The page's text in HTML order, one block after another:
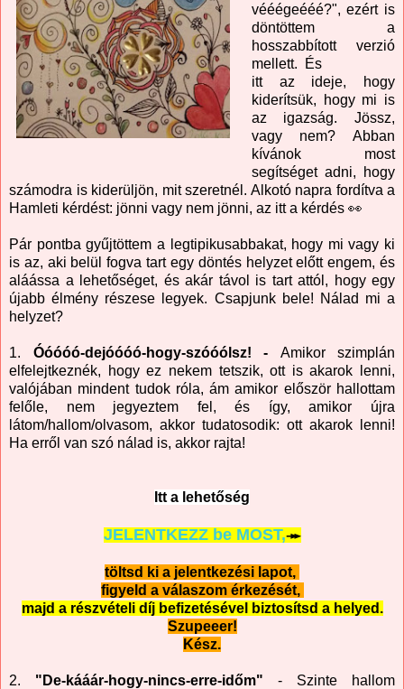
vééégeééé?", ezért is
döntöttem a
hosszabbított verzió
mellett. És
itt az ideje, hogy
kiderítsük, hogy mi is
az igazság. Jössz,
vagy nem? Abban
kívánok most
segítséget adni, hogy
számodra is kiderüljön, mit szeretnél. Alkotó napra fordítva a
Hamleti kérdést: jönni vagy nem jönni, az itt a kérdés 👀
Pár pontba gyűjtöttem a legtipikusabbakat, hogy mi vagy ki
is az, aki belül fogva tart egy döntés helyzet előtt engem, és
aláássa a lehetőséget, és akár távol is tart attól, hogy egy
újabb élmény részese legyek. Csapjunk bele! Nálad mi a
helyzet?
1. Óóóóó-dejóóóó-hogy-szóóólsz! - Amikor szimplán
elfelejtkeznék, hogy ez nekem tetszik, ott is akarok lenni,
valójában mindent tudok róla, ám amikor először hallottam
felőle, nem jegyeztem fel, és így, amikor újra
látom/hallom/olvasom, akkor tudatosodik: ott akarok lenni!
Ha erről van szó nálad is, akkor rajta!
Itt a lehetőség
JELENTKEZZ be MOST,↠
töltsd ki a jelentkezési lapot,
figyeld a válaszom érkezését,
majd a részvételi díj befizetésével
biztosítsd a helyed.
Szupeeer!
Kész.
2. "De-kááár-hogy-nincs-erre-időm" - Szinte hallom